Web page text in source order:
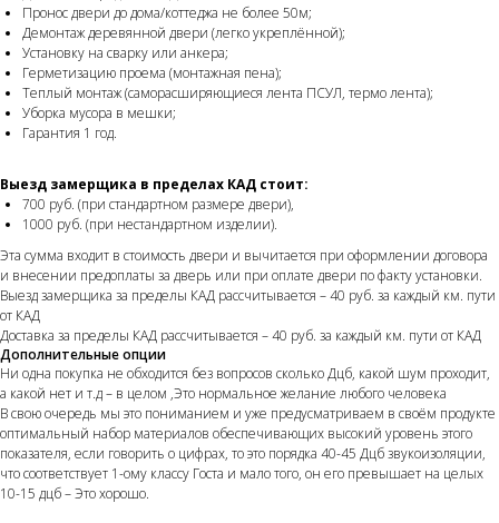
Пронос двери до дома/коттеджа не более 50м;
Демонтаж деревянной двери (легко укреплённой);
Установку на сварку или анкера;
Герметизацию проема (монтажная пена);
Теплый монтаж (саморасширяющиеся лента ПСУЛ, термо лента);
Уборка мусора в мешки;
Гарантия 1 год.
Выезд замерщика в пределах КАД стоит:
700 руб. (при стандартном размере двери),
1000 руб. (при нестандартном изделии).
Эта сумма входит в стоимость двери и вычитается при оформлении договора
и внесении предоплаты за дверь или при оплате двери по факту установки.
Выезд замерщика за пределы КАД рассчитывается – 40 руб. за каждый км. пути
от КАД
Доставка за пределы КАД рассчитывается – 40 руб. за каждый км. пути от КАД
Дополнительные опции
Ни одна покупка не обходится без вопросов сколько Дцб, какой шум проходит,
а какой нет и т.д – в целом ,Это нормальное желание любого человека
В свою очередь мы это пониманием и уже предусматриваем в своём продукте
оптимальный набор материалов обеспечивающих высокий уровень этого
показателя, если говорить о цифрах, то это порядка 40-45 Дцб звукоизоляции,
что соответствует 1-ому классу Госта и мало того, он его превышает на целых
10-15 дцб – Это хорошо.